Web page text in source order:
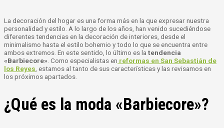
La decoración del hogar es una forma más en la que expresar nuestra
personalidad y estilo. A lo largo de los años, han venido sucediéndose
diferentes tendencias en la decoración de interiores, desde el
minimalismo hasta el estilo bohemio y todo lo que se encuentra entre
ambos extremos. En este sentido, lo último es la tendencia
«Barbiecore» . Como especialistas en reformas en San Sebastián de
los Reyes , estamos al tanto de sus características y las revisamos en
los próximos apartados.
¿Qué es la moda «Barbiecore»?